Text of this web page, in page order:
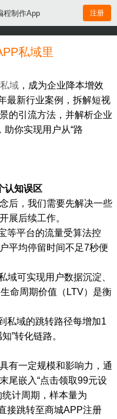
程制作App 注册
私域里
域 ，成为企业降本增效
最新行业案例，拆解短视
的引流方法，并解析企业
你实现用户从“路
认知误区
后，我们需要先解决一些
展后续工作。
等平台的流量受算法控
平均停留时间不足7秒便
域可实现用户数据沉淀、
命周期价值（LTV）是衡
私域的跳转路径每增加1
”转化链路。
有一定规模和影响力，通
尾嵌入“点击领取99元设
计周期，样本量为
接跳转至商城APP注册